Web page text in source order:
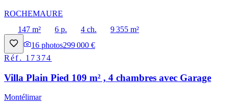
ROCHEMAURE
147 m²
6 p. 4 ch.
9 355 m²
16 photos299 000 €
Réf. 17374
Villa Plain Pied 109 m² , 4 chambres avec Garage
Montélimar